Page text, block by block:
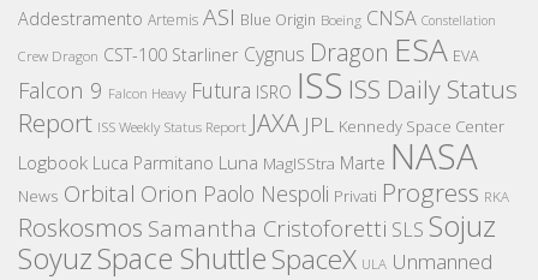
Addestramento Artemis ASI Blue Origin Boeing CNSA Constellation
Crew Dragon CST-100 Starliner Cygnus Dragon ESA EVA
Falcon 9 Falcon Heavy Futura ISRO ISS ISS Daily Status
Report ISS Weekly Status Report JAXA JPL Kennedy Space Center
Logbook Luca Parmitano Luna MagISStra Marte NASA
News Orbital Orion Paolo Nespoli Privati Progress RKA
Roskosmos Samantha Cristoforetti SLS Sojuz
SoyuzSpace ShuttleSpaceX ULA Unmanned